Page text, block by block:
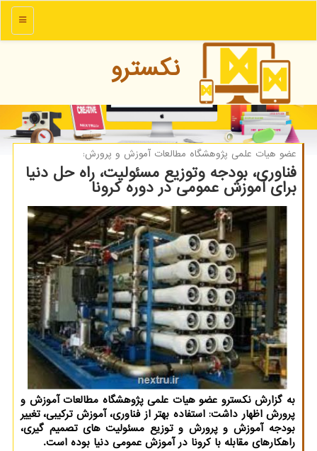
منو
نكسترو
عضو هیات علمی پژوهشگاه مطالعات آموزش و پرورش:
فناوری، بودجه وتوزیع مسئولیت، راه حل دنیا
برای آموزش عمومی در دوره کرونا
به گزارش نکسترو عضو هیات علمی پژوهشگاه مطالعات آموزش و
پرورش اظهار داشت: استفاده بهتر از فناوری، آموزش ترکیبی، تغییر
بودجه آموزش و پرورش و توزیع مسئولیت های تصمیم گیری،
راهکارهای مقابله با کرونا در آموزش عمومی دنیا بوده است.